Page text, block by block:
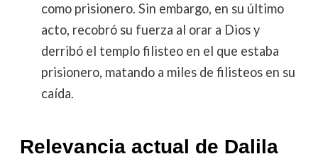
como prisionero. Sin embargo, en su último
acto, recobró su fuerza al orar a Dios y
derribó el templo filisteo en el que estaba
prisionero, matando a miles de filisteos en su
caída.
Relevancia actual de Dalila